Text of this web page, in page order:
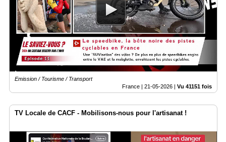
Emission / Tourisme / Transport
France | 21-05-2026 | Vu 41151 fois
TV Locale de CACF - Mobilisons-nous pour l'artisanat !